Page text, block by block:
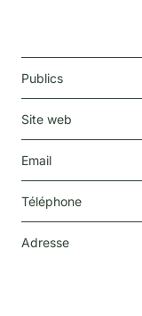
Publics
Site web
Email
Téléphone
Adresse